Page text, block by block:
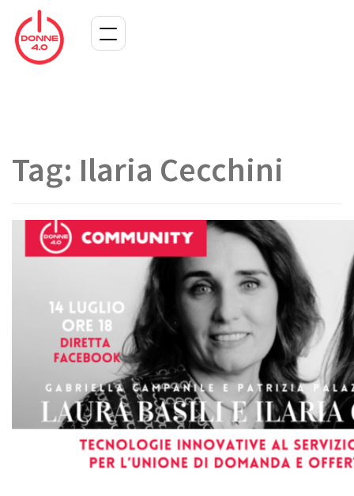
Tag: Ilaria Cecchini